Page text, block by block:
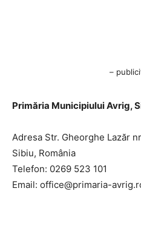
–
Primăria Municipiului Avrig,
Adresa Str. Gheorghe Lazăr
Sibiu, România
Telefon: 0269 523 101
Email: office@primaria-